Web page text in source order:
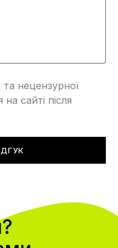
та нецензурної
сайті після